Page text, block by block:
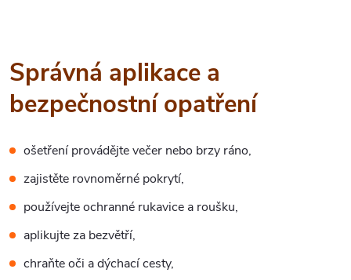
Správná aplikace a
bezpečnostní opatření
ošetření provádějte večer nebo brzy ráno,
zajistěte rovnoměrné pokrytí,
používejte ochranné rukavice a roušku,
aplikujte za bezvětří,
chraňte oči a dýchací cesty,